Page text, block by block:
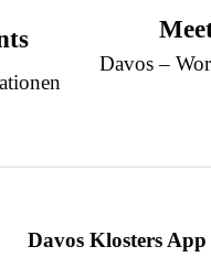
Davos –
Davos Klosters App